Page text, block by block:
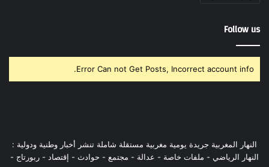
Follow us
Error Can not Get Posts, Incorrect account info.
النهار المغربية جريدة يومية مغربية مستقلة شاملة تنشر أخبار وطنية ودولية :
النهار الرياضي - ملفات خاصة - عدالة - مجتمع - حوادث - إقتصاد - ربورتاج -